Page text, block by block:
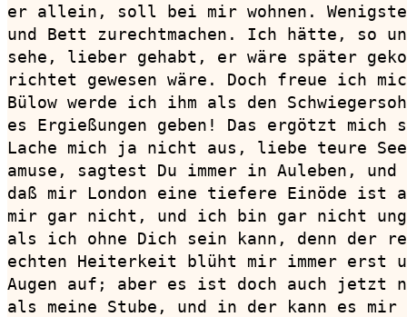
er allein, soll bei mir wohnen.
und Bett zurechtmachen. Ich hätte, so
sehe, lieber gehabt, er wäre später
richtet gewesen wäre. Doch freue ich
Bülow werde ich ihm als den
es Ergießungen geben! Das ergötzt mich
Lache mich ja nicht aus, liebe teure
amuse, sagtest Du immer in Auleben,
daß mir London eine tiefere Einöde ist
mir gar nicht, und ich bin gar nicht
als ich ohne Dich sein kann, denn der
echten Heiterkeit blüht mir immer erst
Augen auf; aber es ist doch auch jetzt
als meine Stube, und in der kann es mir